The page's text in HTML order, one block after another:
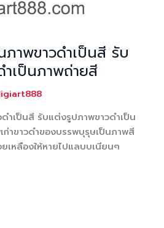
าพขาวดำเป็นสี รับ
เป็นภาพถ่ายสี
ำเป็นสี รับแต่งรูปภาพขาวดำเป็น
าขาวดำของบรรพบุรุษเป็นภาพสี
เหลืองให้หายไปแลบบเนียนๆ